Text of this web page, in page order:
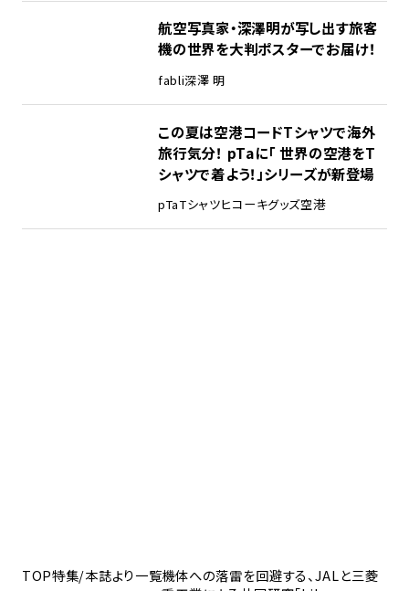
航空写真家・深澤明が写し出す旅客
機の世界を大判ポスターでお届け！
fabli深澤 明
この夏は空港コードTシャツで海外
旅行気分！ pTaに「 世界の空港をT
シャツで着よう！」シリーズが新登場
pTaTシャツヒコーキグッズ空港
TOP特集/本誌より一覧機体への落雷を回避する、JALと三菱